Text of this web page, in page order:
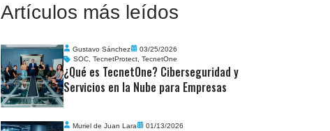
Artículos más leídos
Gustavo Sánchez
03/25/2026
SOC, TecnetProtect, TecnetOne
¿Qué es TecnetOne? Ciberseguridad y
Servicios en la Nube para Empresas
Muriel de Juan Lara
01/13/2026